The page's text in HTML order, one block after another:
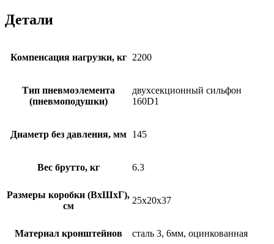
Детали
Компенсация нагрузки, кг 2200
Тип пневмоэлемента
(пневмоподушки)
двухсекционный сильфон
160D1
Диаметр без давления, мм 145
Вес брутто, кг 6.3
Размеры коробки (ВхШхГ),
см
25х20х37
Материал кронштейнов сталь 3, 6мм, оцинкованная